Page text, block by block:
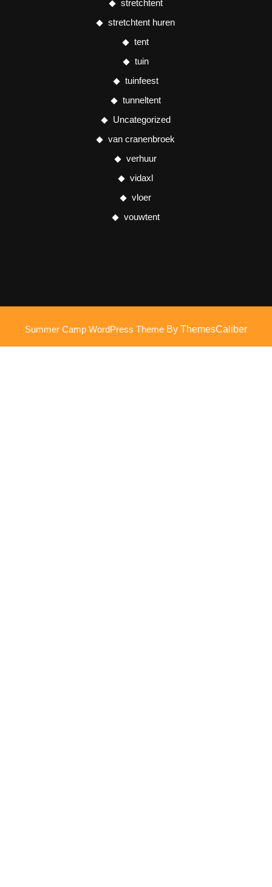
stretchtent
stretchtent huren
tent
tuin
tuinfeest
tunneltent
Uncategorized
van cranenbroek
verhuur
vidaxl
vloer
vouwtent
Summer Camp WordPress Theme By ThemesCaliber